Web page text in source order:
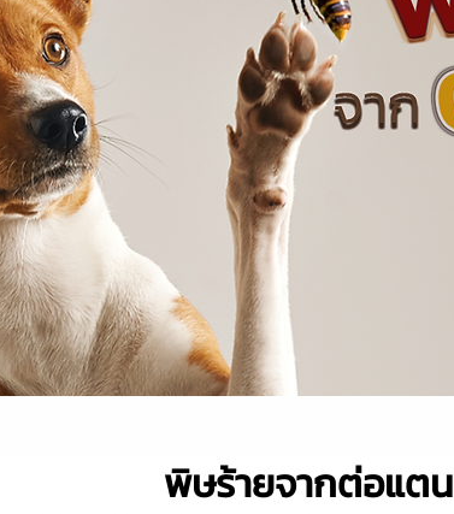
พิษร้ายจากต่อแตน